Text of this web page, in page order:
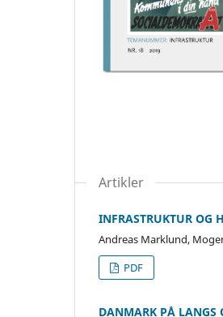
Artikler
INFRASTRUKTUR OG
Andreas Marklund,
PDF
DANMARK PÅ LANGS